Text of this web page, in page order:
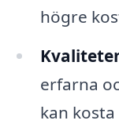
högre
erfarna
kan